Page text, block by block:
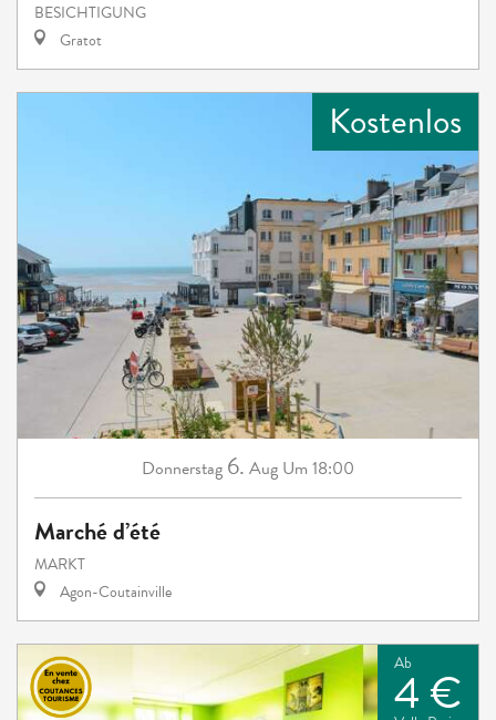
BESICHTIGUNG
Gratot
Kostenlos
Donnerstag 6. Aug Um 18:00
Marché d’été
MARKT
Agon-Coutainville
Ab
4 €